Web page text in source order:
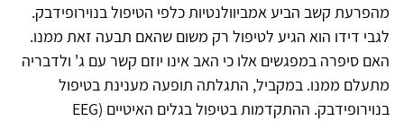
מהפרעת קשב הביע אמביוולנטיות כלפי הטיפול בנוירופידבק.
לגבי דידו הוא הגיע לטיפול רק משום שהאם תבעה זאת ממנו.
האם סיפרה במפגשים אלו כי האב אינו יוזם קשר עם ג' ולדבריה
מתעלם ממנו. במקביל, התגלתה תופעה מענינת בטיפול
בנוירופידבק. ההתקדמות בטיפול בגלים האיטיים (EEG